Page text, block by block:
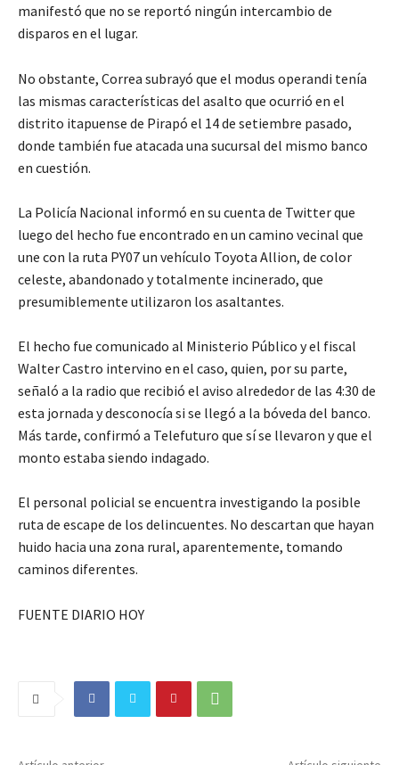
manifestó que no se reportó ningún intercambio de
disparos en el lugar.
No obstante, Correa subrayó que el modus operandi tenía
las mismas características del asalto que ocurrió en el
distrito itapuense de Pirapó el 14 de setiembre pasado,
donde también fue atacada una sucursal del mismo banco
en cuestión.
La Policía Nacional informó en su cuenta de Twitter que
luego del hecho fue encontrado en un camino vecinal que
une con la ruta PY07 un vehículo Toyota Allion, de color
celeste, abandonado y totalmente incinerado, que
presumiblemente utilizaron los asaltantes.
El hecho fue comunicado al Ministerio Público y el fiscal
Walter Castro intervino en el caso, quien, por su parte,
señaló a la radio que recibió el aviso alrededor de las 4:30 de
esta jornada y desconocía si se llegó a la bóveda del banco.
Más tarde, confirmó a Telefuturo que sí se llevaron y que el
monto estaba siendo indagado.
El personal policial se encuentra investigando la posible
ruta de escape de los delincuentes. No descartan que hayan
huido hacia una zona rural, aparentemente, tomando
caminos diferentes.
FUENTE DIARIO HOY